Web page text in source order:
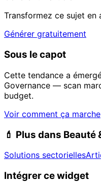
Transformez ce sujet
Générer gratuitement
Sous le capot
Cette tendance a
Governance — scan
budget.
Voir comment ça marche
💄 Plus dans Beauté
Solutions sectorielles
Intégrer ce widget